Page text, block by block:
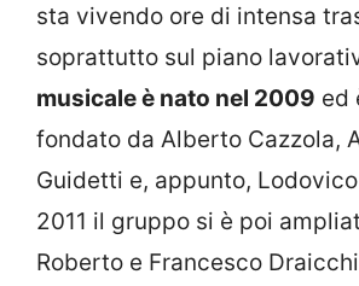
sta vivendo ore di intensa
soprattutto sul piano
musicale è nato nel 2009 ed
fondato da Alberto Cazzola,
Guidetti e, appunto,
2011 il gruppo si è poi
Roberto e Francesco